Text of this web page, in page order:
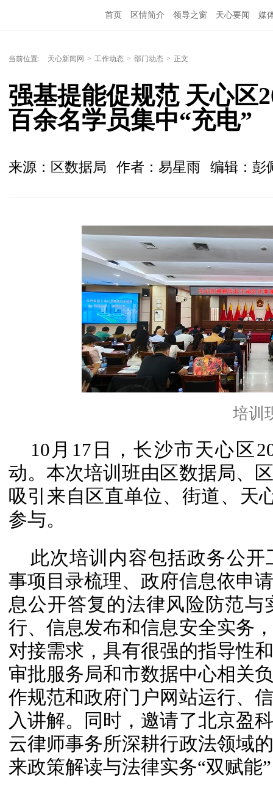
首页 区情简介 领导之窗 天心要闻 媒
当前位置: 天心新闻网 > 工作动态 > 部门动态 > 正文
强基提能促规范 天心区
百余名学员集中“充电”
来源：区数据局 作者：易星雨 编辑：彭
培训
10月17日，长沙市天心区
动。本次培训班由区数据局、
吸引来自区直单位、街道、天
参与。
此次培训内容包括政务公
事项目录梳理、政府信息依申
息公开答复的法律风险防范
行、信息发布和信息安全实务
对接需求，具有很强的指导性
审批服务局和市数据中心相关
作规范和政府门户网站运行、
入讲解。同时，邀请了北京盈
云律师事务所深耕行政法领域
来政策解读与法律实务“双赋能